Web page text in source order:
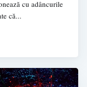
cu adâncurile
că...